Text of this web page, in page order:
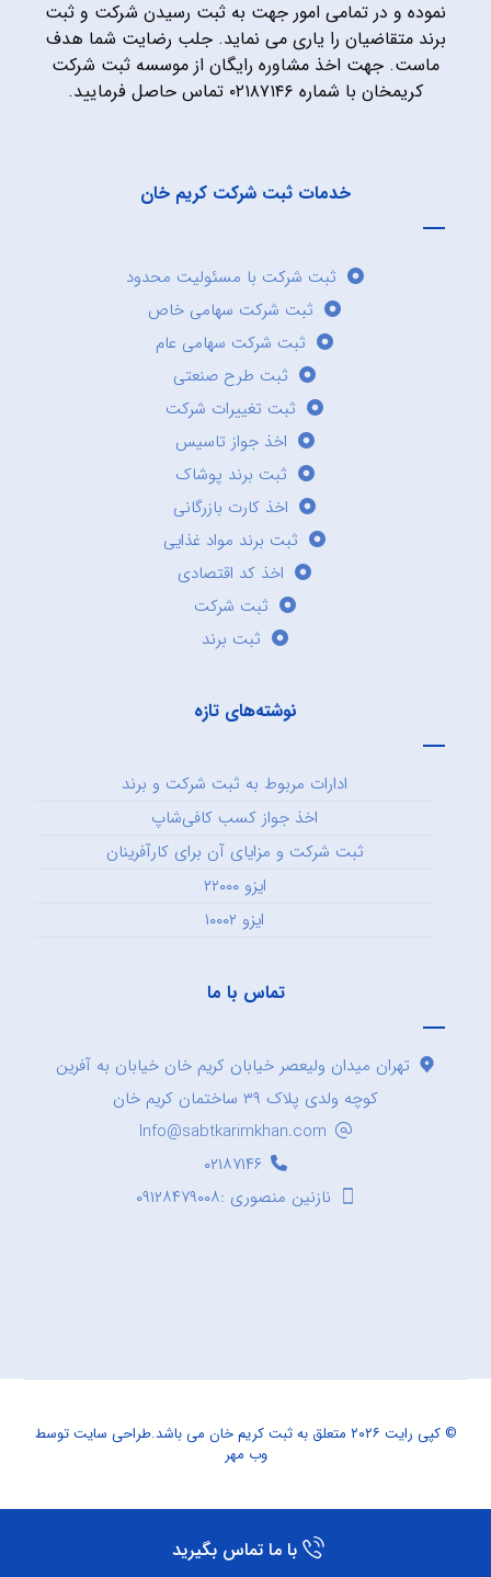
نموده و در تمامی امور جهت به ثبت رسیدن شرکت و ثبت
برند متقاضیان را یاری می نماید. جلب رضایت شما هدف
ماست. جهت اخذ مشاوره رایگان از موسسه ثبت شرکت
کریمخان با شماره ۰۲۱۸۷۱۴۶ تماس حاصل فرمایید.
خدمات ثبت شرکت کریم خان
ثبت شرکت با مسئولیت محدود
ثبت شرکت سهامی خاص
ثبت شرکت سهامی عام
ثبت طرح صنعتی
ثبت تغییرات شرکت
اخذ جواز تاسیس
ثبت برند پوشاک
اخذ کارت بازرگانی
ثبت برند مواد غذایی
اخذ کد اقتصادی
ثبت شرکت
ثبت برند
نوشته‌های تازه
ادارات مربوط به ثبت شرکت و برند
اخذ جواز کسب کافی‌شاپ
ثبت شرکت و مزایای آن برای کارآفرینان
ایزو ۲۲۰۰۰
ایزو ۱۰۰۰۲
تماس با ما
تهران میدان ولیعصر خیابان کریم خان خیابان به آفرین
کوچه ولدی پلاک ۳۹ ساختمان کریم خان
Info@sabtkarimkhan.com
۰۲۱۸۷۱۴۶
نازنین منصوری :۰۹۱۲۸۴۷۹۰۰۸
© کپی رایت ۲۰۲۶ متعلق به ثبت کریم خان می باشد. طراحی سایتتوسط
وب مهر
با ما تماس بگیرید